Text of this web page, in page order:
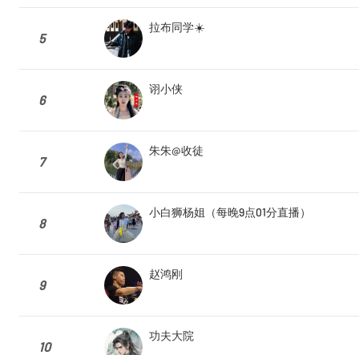
5
拉布同学☀️
6
诩小侠
7
朱朱@收徒
8
小白狮杨姐（每晚9点01分直播）
9
赵鸿刚
10
功夫大院